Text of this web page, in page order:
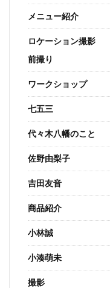
メニュー紹介
ロケーション撮影
前撮り
ワークショップ
七五三
代々木八幡のこと
佐野由梨子
吉田友音
商品紹介
小林誠
小湊萌未
撮影